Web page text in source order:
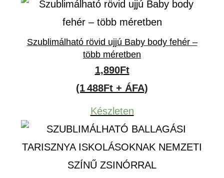
Szublimálható rövid ujjú Baby body fehér –
több méretben
1,890Ft
(1 488Ft + ÁFA)
Készleten